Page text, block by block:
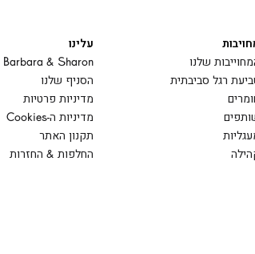
שלנו
רגל סביבתית
עלינו
Barbara & Sharon
הסניף שלנו
מדיניות פרטיות
מדיניות ה-Cookies
תקנון האתר
החלפות & החזרות